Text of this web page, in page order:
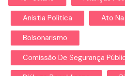
Anistia Política Ato
Bolsonarismo
Comissão De Segurança